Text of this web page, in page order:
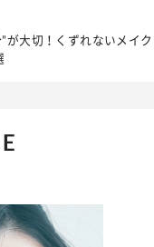
イクをつくる【保湿